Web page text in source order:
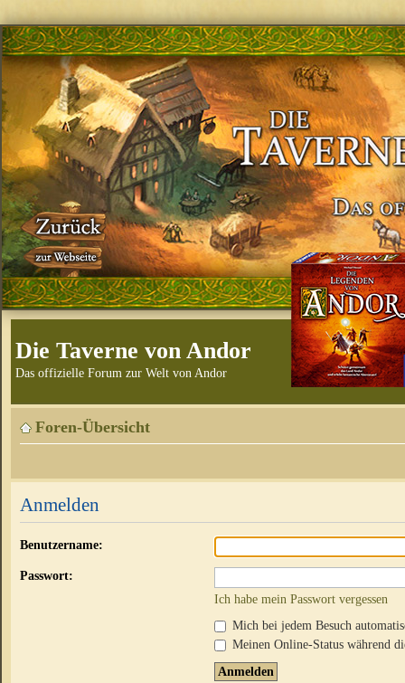
Die Taverne von Andor
Das offizielle Forum zur Welt von Andor
Foren-Übersicht
Anmelden
Benutzername:
Passwort:
Ich habe mein Passwort vergessen
Mich bei jedem Besuch
Meinen Online-Status während